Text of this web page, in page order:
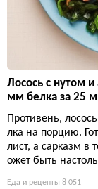
Лосось с нутом
мм белка за 25
Противень,
лка на порцию.
лист, а сарказм в
ожет быть
Еда и рецепты 8 051